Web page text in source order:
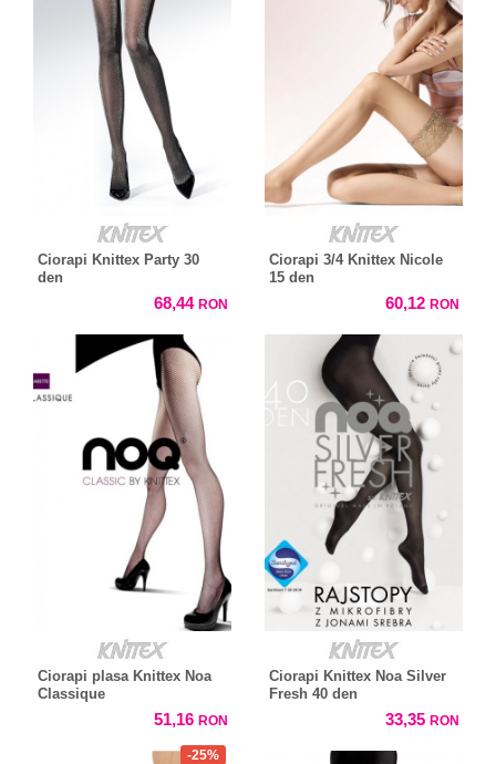
Ciorapi Knittex Party 30
den
68,44 RON
Ciorapi 3/4 Knittex Nicole
15 den
60,12 RON
Ciorapi plasa Knittex Noa
Classique
51,16 RON
Ciorapi Knittex Noa Silver
Fresh 40 den
33,35 RON
-25%